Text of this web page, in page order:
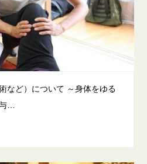
など）について ～身体をゆる
…